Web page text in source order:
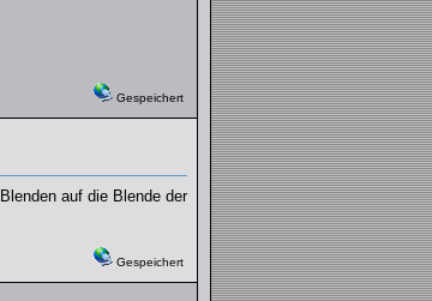
Gespeichert
auf die Blende der
Gespeichert